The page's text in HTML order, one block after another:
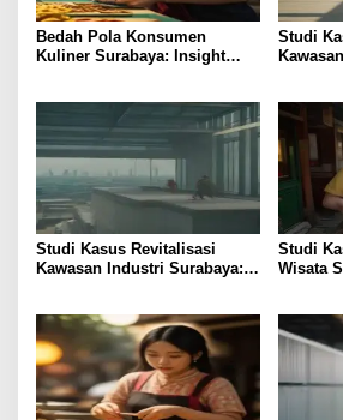
Bedah Pola Konsumen
Kuliner Surabaya: Insight
Studi
Studi Kasus Revitalisasi
Kawasan Industri Surabaya:
Studi
Wisata